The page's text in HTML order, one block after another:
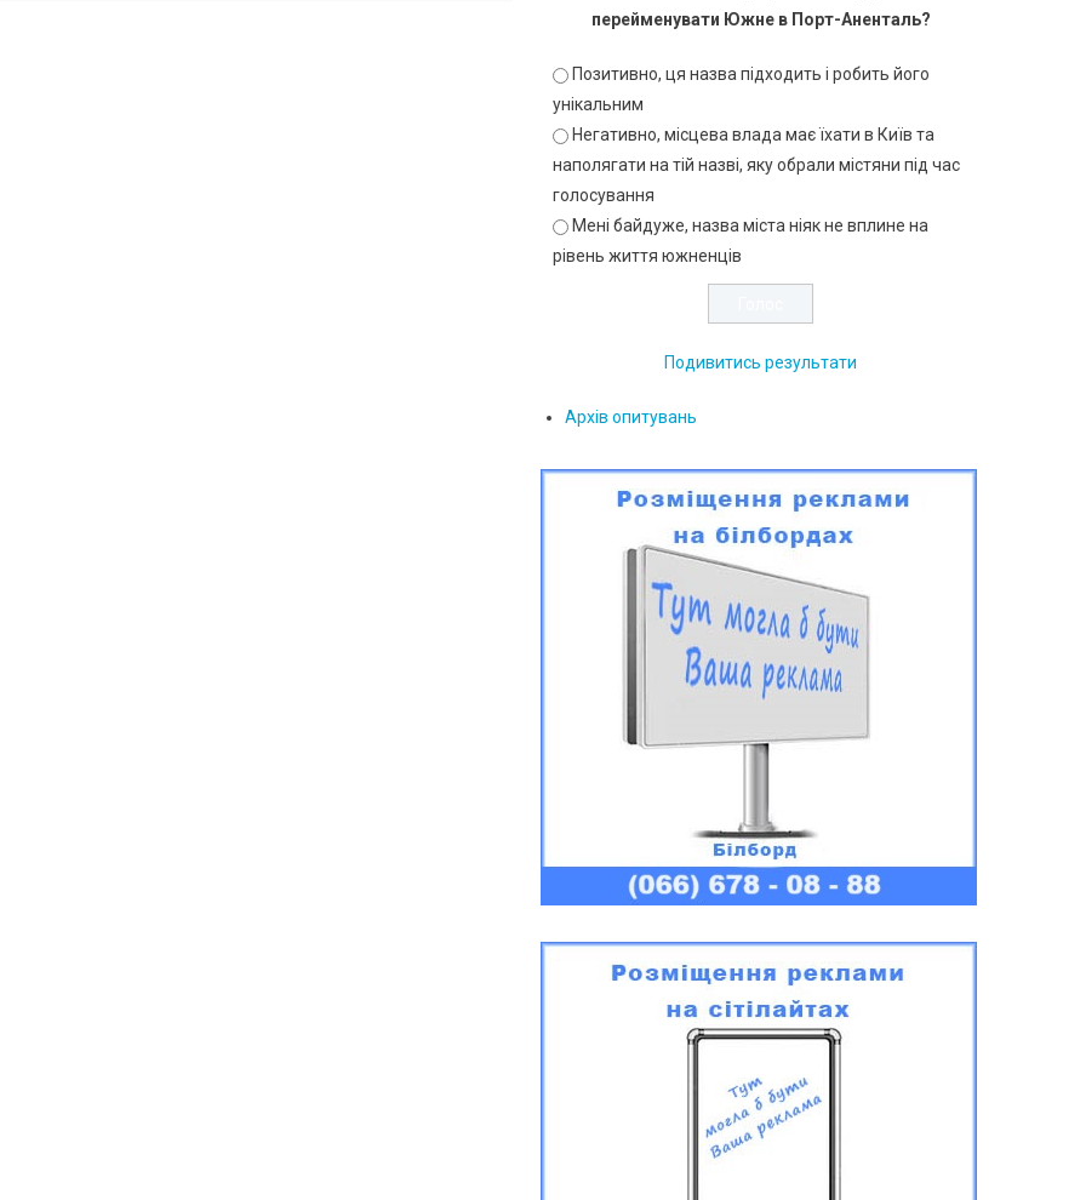
перейменувати Южне в Порт-Аненталь?
Позитивно, ця назва підходить і робить його
унікальним
Негативно, місцева влада має їхати в Київ та
наполягати на тій назві, яку обрали містяни під час
голосування
Мені байдуже, назва міста ніяк не вплине на
рівень життя южненців
Подивитись результати
Архів опитувань